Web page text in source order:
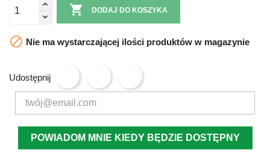
 DODAJ DO KOSZYKA
 Nie ma wystarczającej ilości produktów w magazynie
Udostępnij
POWIADOM MNIE KIEDY BĘDZIE DOSTĘPNY